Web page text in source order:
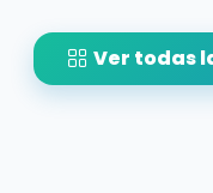
Ver todas